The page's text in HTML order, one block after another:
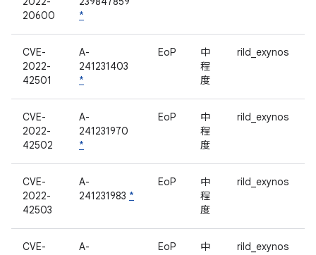
20600
*
CVE-
2022-
42501
A-
241231403
*
EoP
中
程
度
rild_exynos
CVE-
2022-
42502
A-
241231970
*
EoP
中
程
度
rild_exynos
CVE-
2022-
42503
A-
241231983 *
EoP
中
程
度
rild_exynos
CVE-
A-
EoP
中
rild_exynos